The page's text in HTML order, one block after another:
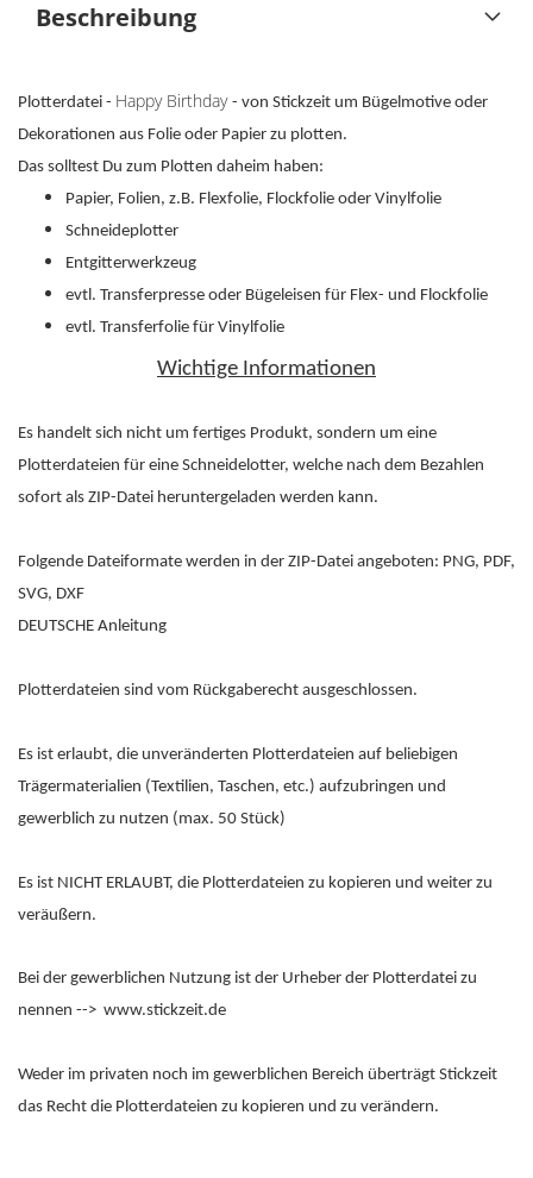
Beschreibung
Plotterdatei - Happy Birthday - von Stickzeit um Bügelmotive oder
Dekorationen aus Folie oder Papier zu plotten.
Das solltest Du zum Plotten daheim haben:
Papier, Folien, z.B. Flexfolie, Flockfolie oder Vinylfolie
Schneideplotter
Entgitterwerkzeug
evtl. Transferpresse oder Bügeleisen für Flex- und Flockfolie
evtl. Transferfolie für Vinylfolie
Wichtige Informationen
Es handelt sich nicht um fertiges Produkt, sondern um eine
Plotterdateien für eine Schneidelotter, welche nach dem Bezahlen
sofort als ZIP-Datei heruntergeladen werden kann.
Folgende Dateiformate werden in der ZIP-Datei angeboten: PNG, PDF,
SVG, DXF
DEUTSCHE Anleitung
Plotterdateien sind vom Rückgaberecht ausgeschlossen.
Es ist erlaubt, die unveränderten Plotterdateien auf beliebigen
Trägermaterialien (Textilien, Taschen, etc.) aufzubringen und
gewerblich zu nutzen (max. 50 Stück)
Es ist NICHT ERLAUBT, die Plotterdateien zu kopieren und weiter zu
veräußern.
Bei der gewerblichen Nutzung ist der Urheber der Plotterdatei zu
nennen --> www.stickzeit.de
Weder im privaten noch im gewerblichen Bereich überträgt Stickzeit
das Recht die Plotterdateien zu kopieren und zu verändern.